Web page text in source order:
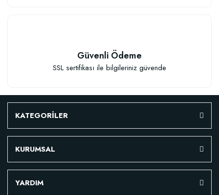
Özel Karışım Fidan Tutma Yüzdesini Arttıran Organik Dikim Gübresi (10
Güvenli Ödeme
SSL sertifikası ile bilgileriniz güvende
KATEGORİLER
KURUMSAL
YARDIM